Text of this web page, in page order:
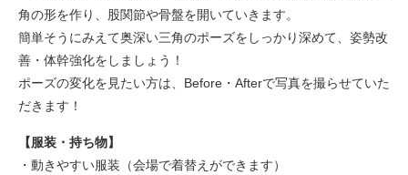
角の形を作り、股関節や骨盤を開いていきます。
簡単そうにみえて奥深い三角のポーズをしっかり深めて、姿勢改
善・体幹強化をしましょう！
ポーズの変化を見たい方は、Before・Afterで写真を撮らせていた
だきます！
【服装・持ち物】
・動きやすい服装（会場で着替えができます）